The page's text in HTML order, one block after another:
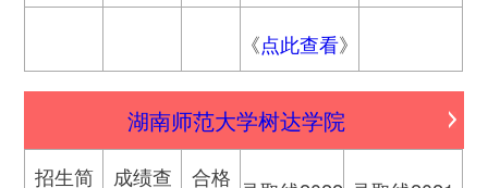
《点此查看》
湖南师范大学树达学院
招生简
成绩查
合格